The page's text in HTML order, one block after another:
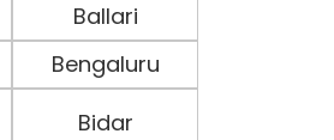
Ballari
Bengaluru
Bidar